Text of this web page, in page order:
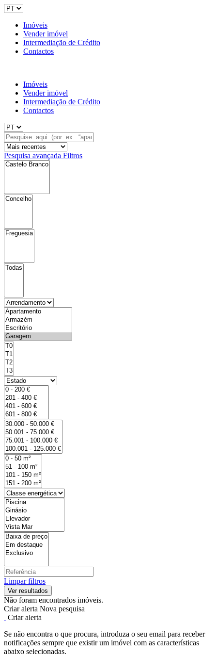
Imóveis
Vender imóvel
Intermediação de Crédito
Contactos
Imóveis
Vender imóvel
Intermediação de Crédito
Contactos
Pesquisa avançada Filtros
Limpar filtros
Não foram encontrados imóveis.
Criar alerta Nova pesquisa
Criar alerta
Se não encontra o que procura, introduza o seu email para receber
notificações sempre que existir um imóvel com as características
abaixo selecionadas.